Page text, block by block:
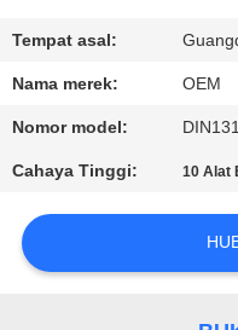
MINTA
KUTIPAN
SITEMAP
KEBIJAKAN
Tempat asal:
Nama merek: OEM
Nomor model:
Cahaya Tinggi: 10 Alat